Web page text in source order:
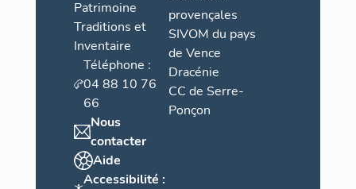
Patrimoine
Traditions et
Inventaire
Téléphone :
04 88 10 76
66
Nous
contacter
Aide
Accessibilité :
provençales
SIVOM du pays
de Vence
Dracénie
CC de Serre-
Ponçon